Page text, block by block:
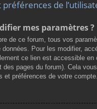
de
mes paramètres ?
de ce forum, tous vos
données. Pour les modifier,
ce lien est accessible en
des pages du forum). Cela
et préférences de votre compte.